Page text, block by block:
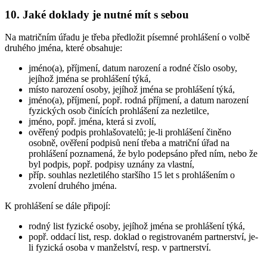
10. Jaké doklady je nutné mít s sebou
Na matričním úřadu je třeba předložit písemné prohlášení o volbě
druhého jména, které obsahuje:
jméno(a), příjmení, datum narození a rodné číslo osoby,
jejíhož jména se prohlášení týká,
místo narození osoby, jejíhož jména se prohlášení týká,
jméno(a), příjmení, popř. rodná příjmení, a datum narození
fyzických osob činících prohlášení za nezletilce,
jméno, popř. jména, která si zvolí,
ověřený podpis prohlašovatelů; je-li prohlášení činěno
osobně, ověření podpisů není třeba a matriční úřad na
prohlášení poznamená, že bylo podepsáno před ním, nebo že
byl podpis, popř. podpisy uznány za vlastní,
příp. souhlas nezletilého staršího 15 let s prohlášením o
zvolení druhého jména.
K prohlášení se dále připojí:
rodný list fyzické osoby, jejíhož jména se prohlášení týká,
popř. oddací list, resp. doklad o registrovaném partnerství, je-
li fyzická osoba v manželství, resp. v partnerství.